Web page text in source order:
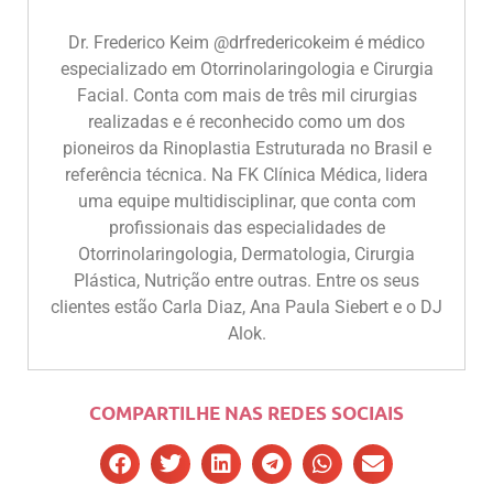
Dr. Frederico Keim @drfredericokeim é médico
especializado em Otorrinolaringologia e Cirurgia
Facial. Conta com mais de três mil cirurgias
realizadas e é reconhecido como um dos
pioneiros da Rinoplastia Estruturada no Brasil e
referência técnica. Na FK Clínica Médica, lidera
uma equipe multidisciplinar, que conta com
profissionais das especialidades de
Otorrinolaringologia, Dermatologia, Cirurgia
Plástica, Nutrição entre outras. Entre os seus
clientes estão Carla Diaz, Ana Paula Siebert e o DJ
Alok.
COMPARTILHE NAS REDES SOCIAIS